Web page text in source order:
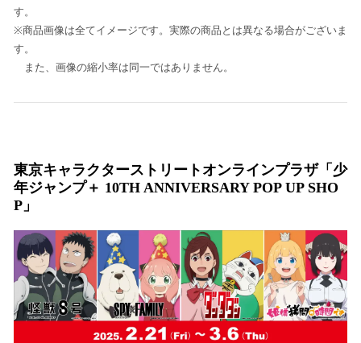
す。
※商品画像は全てイメージです。実際の商品とは異なる場合がございま
す。
また、画像の縮小率は同一ではありません。
東京キャラクターストリートオンラインプラザ「少
年ジャンプ＋ 10TH ANNIVERSARY POP UP SHO
P」